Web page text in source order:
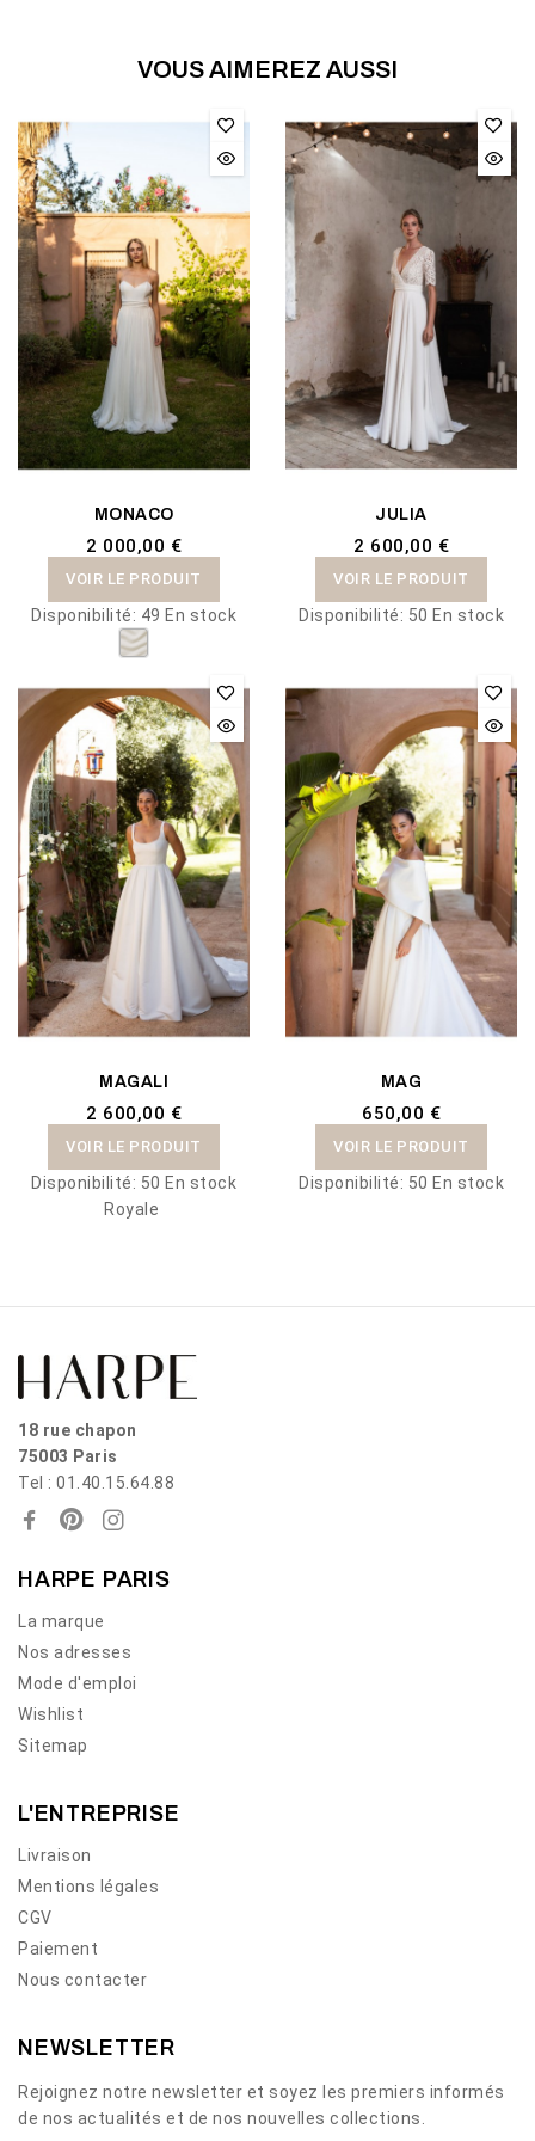
VOUS AIMEREZ AUSSI
MONACO
2 000,00 €
VOIR LE PRODUIT
Disponibilité: 49 En stock
JULIA
2 600,00 €
VOIR LE PRODUIT
Disponibilité: 50 En stock
MAGALI
2 600,00 €
VOIR LE PRODUIT
Disponibilité: 50 En stock
Royale
MAG
650,00 €
VOIR LE PRODUIT
Disponibilité: 50 En stock
18 rue chapon
75003 Paris
Tel : 01.40.15.64.88
HARPE PARIS
La marque
Nos adresses
Mode d'emploi
Wishlist
Sitemap
L'ENTREPRISE
Livraison
Mentions légales
CGV
Paiement
Nous contacter
NEWSLETTER
Rejoignez notre newsletter et soyez les premiers informés
de nos actualités et de nos nouvelles collections.